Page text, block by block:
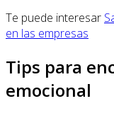
Te puede interesar
en las empresas
Tips para
emocional